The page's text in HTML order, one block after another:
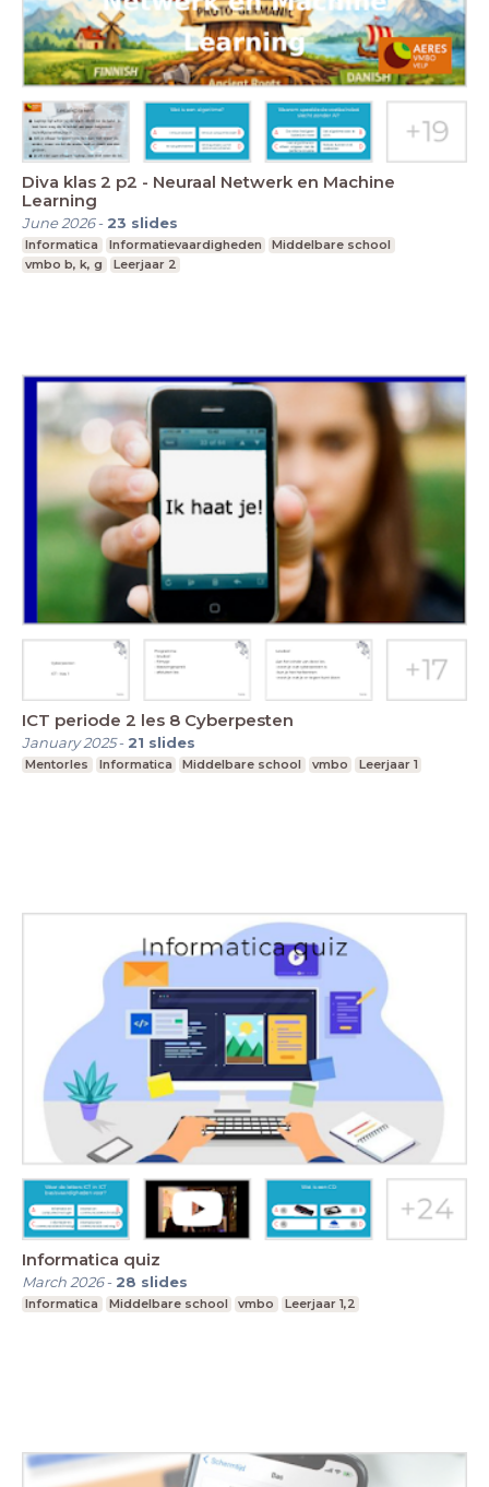
Diva klas 2 p2 - Neuraal Netwerk en Machine
Learning
June 2026- 23 slides
Informatica Informatievaardigheden
Middelbare school
vmbo b, k, g
Leerjaar 2
ICT periode 2 les 8 Cyberpesten
January 2025- 21 slides
Mentorles Informatica Middelbare school vmbo Leerjaar 1
Informatica quiz
March 2026- 28 slides
Informatica Middelbare school vmbo Leerjaar 1,2